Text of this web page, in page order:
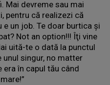
Mai devreme sau mai
pentru că realizezi că
e un job. Te doar burtica şi
Not an option!!! Îţi vine
uită-te o dată la punctul
unul singur, no matter
în capul tău când